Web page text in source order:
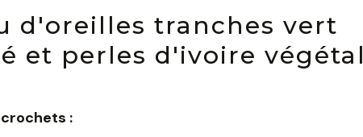
d'oreilles tranches vert
et perles d'ivoire végétal
: